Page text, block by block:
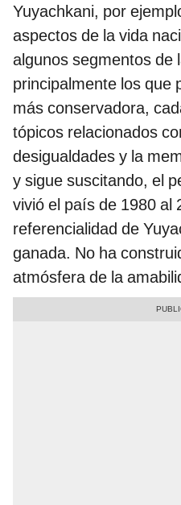
Yuyachkani, por
aspectos de la vida
algunos segmentos de
principalmente los que
más conservadora,
tópicos relacionados
desigualdades y la
y sigue suscitando, el
vivió el país de 1980 al
referencialidad de
ganada. No ha
atmósfera de la